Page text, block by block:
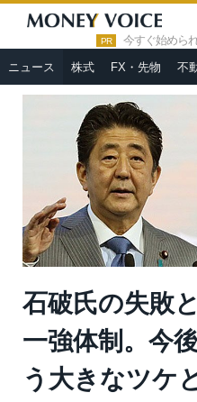
PR 今すぐ始めら
ニュース 株式 FX・先物 不
HOME » ニュース »
石破
今後３年で国民が払う大きなツ
石破氏の失敗
一強体制。今
う大きなツケ